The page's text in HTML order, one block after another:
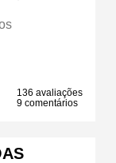
136 avaliações
9 comentários